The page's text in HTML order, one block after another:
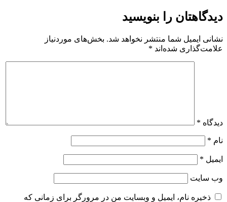
دیدگاهتان را بنویسید
نشانی ایمیل شما منتشر نخواهد شد. بخش‌های موردنیاز
علامت‌گذاری شده‌اند *
دیدگاه *
نام *
ایمیل *
وب‌ سایت
ذخیره نام، ایمیل و وبسایت من در مرورگر برای زمانی که